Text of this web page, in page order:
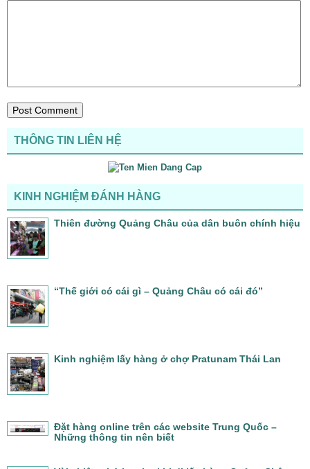
THÔNG TIN LIÊN HỆ
KINH NGHIỆM ĐÁNH HÀNG
Thiên đường Quảng Châu của dân buôn chính hiệu
“Thế giới có cái gì – Quảng Châu có cái đó”
Kinh nghiệm lấy hàng ở chợ Pratunam Thái Lan
Đặt hàng online trên các website Trung Quốc –
Những thông tin nên biết